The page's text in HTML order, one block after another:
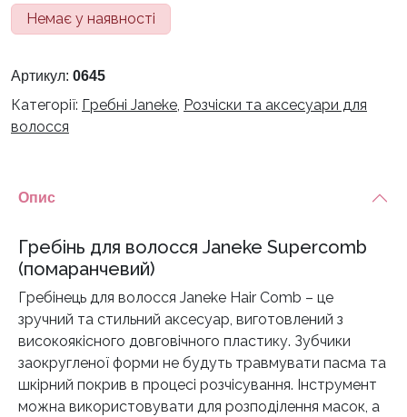
Немає у наявності
Артикул: 0645
Категорії: Гребні Janeke, Розчіски та аксесуари для
волосся
Опис
Гребінь для волосся Janeke Supercomb
(помаранчевий)
Гребінець для волосся Janeke Hair Comb – це
зручний та стильний аксесуар, виготовлений з
високоякісного довговічного пластику. Зубчики
заокругленої форми не будуть травмувати пасма та
шкірний покрив в процесі розчісування. Інструмент
можна використовувати для розподілення масок, а